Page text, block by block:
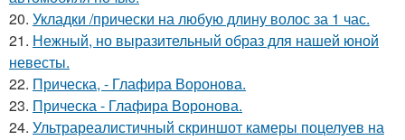
20. Укладки /прически на любую длину волос за 1 час.
21. Нежный, но выразительный образ для нашей юной
невесты.
22. Прическа, - Глафира Воронова.
23. Прическа - Глафира Воронова.
24. Ультрареалистичный скриншот камеры поцелуев на